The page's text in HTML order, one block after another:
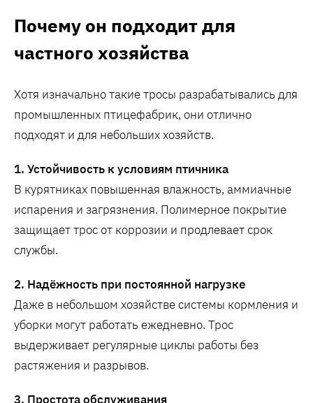
Почему он подходит для
частного хозяйства
Хотя изначально такие тросы разрабатывались для
промышленных птицефабрик, они отлично
подходят и для небольших хозяйств.
1. Устойчивость к условиям птичника
В курятниках повышенная влажность, аммиачные
испарения и загрязнения. Полимерное покрытие
защищает трос от коррозии и продлевает срок
службы.
2. Надёжность при постоянной нагрузке
Даже в небольшом хозяйстве системы кормления и
уборки могут работать ежедневно. Трос
выдерживает регулярные циклы работы без
растяжения и разрывов.
3. Простота обслуживания